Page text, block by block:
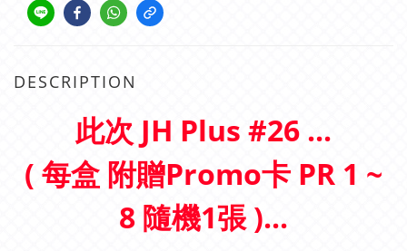
DESCRIPTION
此次 JH Plus #26 ...
( 每盒 附贈Promo卡 PR 1 ~
8 隨機1張 )...